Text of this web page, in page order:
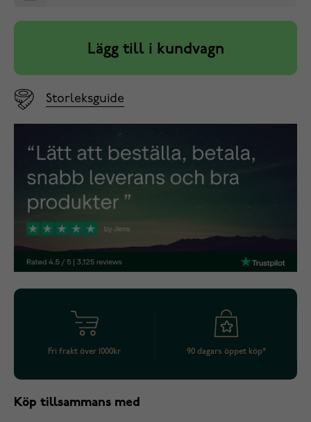
Lägg till i kundvagn
Storleksguide
Fri frakt över 1000kr 90 dagars öppet köp*
Köp tillsammans med